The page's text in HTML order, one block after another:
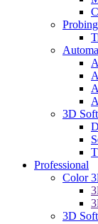
3D
Professional
Color
3D